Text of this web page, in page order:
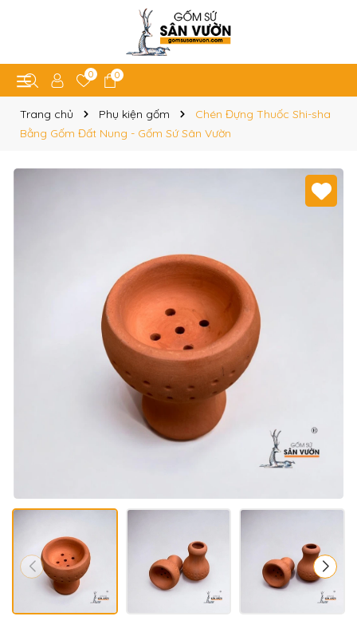
0 0
Trang chủ Phụ kiện gốm
Chén Đựng Thuốc Shi-sha
Bằng Gốm Đất Nung - Gốm Sứ Sân Vườn